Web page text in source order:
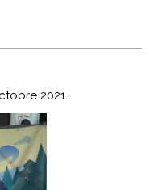
2021.